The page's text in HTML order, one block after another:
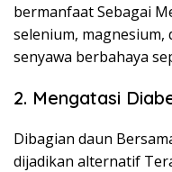
bermanfaat Sebagai
selenium, magnesium,
senyawa berbahaya
2. Mengatasi
Dibagian daun
dijadikan alternatif